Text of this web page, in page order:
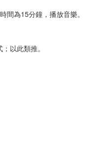
間為15分鐘，播放音樂。
以此類推。